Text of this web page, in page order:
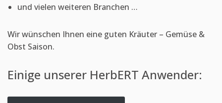
und vielen weiteren Branchen …
Wir wünschen Ihnen eine guten Kräuter – Gemüse &
Obst Saison.
Einige unserer HerbERT Anwender: